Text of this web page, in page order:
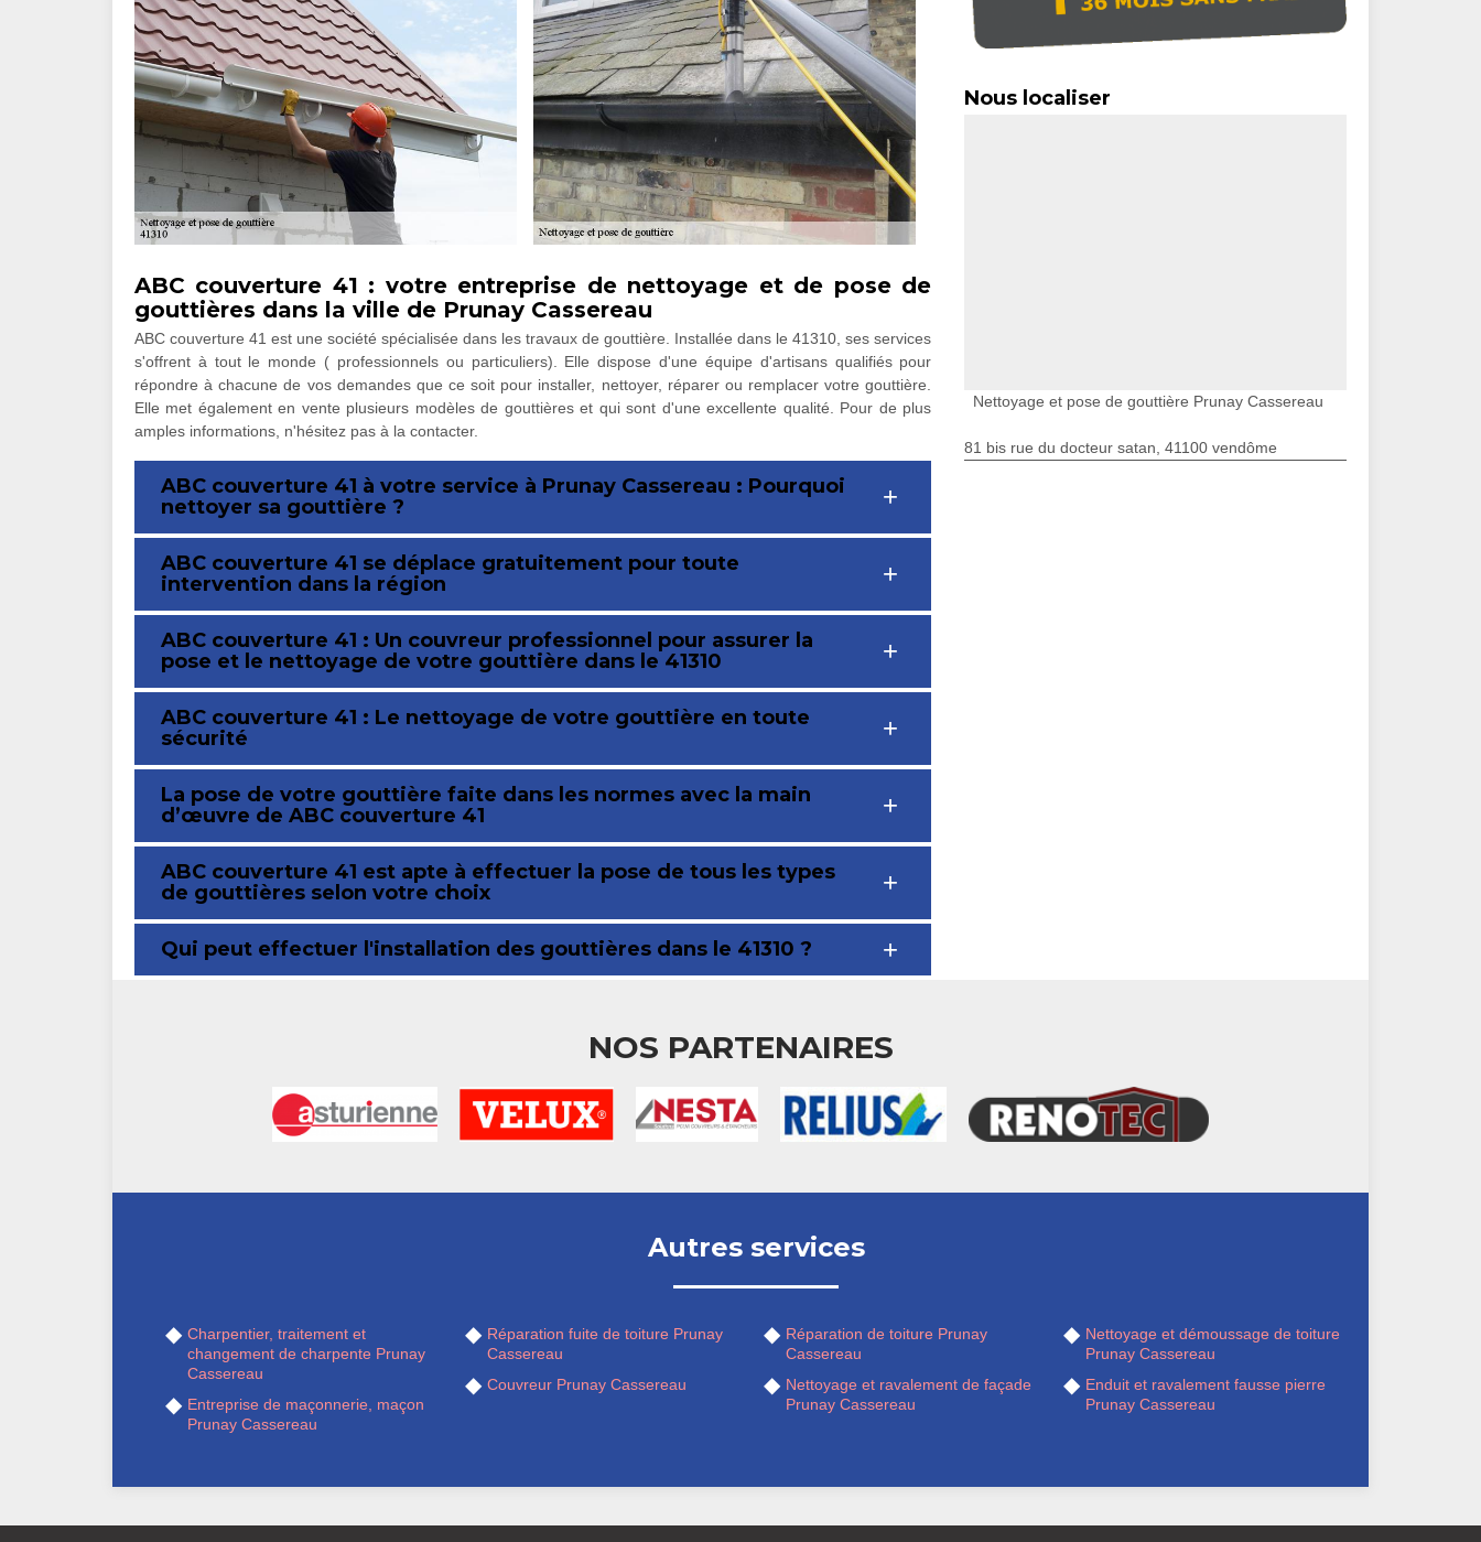
ABC couverture 41 : votre entreprise de nettoyage et de pose de
gouttières dans la ville de Prunay Cassereau
ABC couverture 41 est une société spécialisée dans les travaux de gouttière. Installée dans le 41310, ses services
s'offrent à tout le monde ( professionnels ou particuliers). Elle dispose d'une équipe d'artisans qualifiés pour
répondre à chacune de vos demandes que ce soit pour installer, nettoyer, réparer ou remplacer votre gouttière.
Elle met également en vente plusieurs modèles de gouttières et qui sont d'une excellente qualité. Pour de plus
amples informations, n'hésitez pas à la contacter.
ABC couverture 41 à votre service à Prunay Cassereau : Pourquoi
nettoyer sa gouttière ?
ABC couverture 41 se déplace gratuitement pour toute
intervention dans la région
ABC couverture 41 : Un couvreur professionnel pour assurer la
pose et le nettoyage de votre gouttière dans le 41310
ABC couverture 41 : Le nettoyage de votre gouttière en toute
sécurité
La pose de votre gouttière faite dans les normes avec la main
d’œuvre de ABC couverture 41
ABC couverture 41 est apte à effectuer la pose de tous les types
de gouttières selon votre choix
Qui peut effectuer l'installation des gouttières dans le 41310 ?
Nous localiser
Nettoyage et pose de gouttière Prunay Cassereau
81 bis rue du docteur satan, 41100 vendôme
NOS PARTENAIRES
Autres services
Charpentier, traitement et
changement de charpente Prunay
Cassereau
Entreprise de maçonnerie, maçon
Prunay Cassereau
Réparation fuite de toiture Prunay
Cassereau
Couvreur Prunay Cassereau
Réparation de toiture Prunay
Cassereau
Nettoyage et ravalement de façade
Prunay Cassereau
Nettoyage et démoussage de toiture
Prunay Cassereau
Enduit et ravalement fausse pierre
Prunay Cassereau